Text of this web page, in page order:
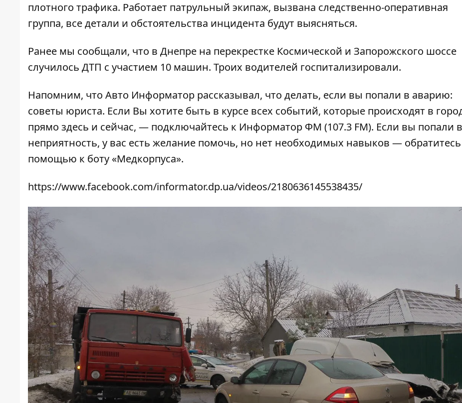
плотного трафика. Работает патрульный экипаж, вызвана следственно-оперативная
группа, все детали и обстоятельства инцидента будут выясняться.
Ранее мы сообщали, что в Днепре на перекрестке Космической и Запорожского шоссе
случилось ДТП с участием 10 машин. Троих водителей госпитализировали.
Напомним, что Авто Информатор рассказывал, что делать, если вы попали в аварию:
советы юриста. Если Вы хотите быть в курсе всех событий, которые происходят в
прямо здесь и сейчас, — подключайтесь к Информатор ФМ (107.3 FM). Если вы попали в
неприятность, у вас есть желание помочь, но нет необходимых навыков — обратитесь
помощью к боту «Медкорпуса».
https://www.facebook.com/informator.dp.ua/videos/2180636145538435/